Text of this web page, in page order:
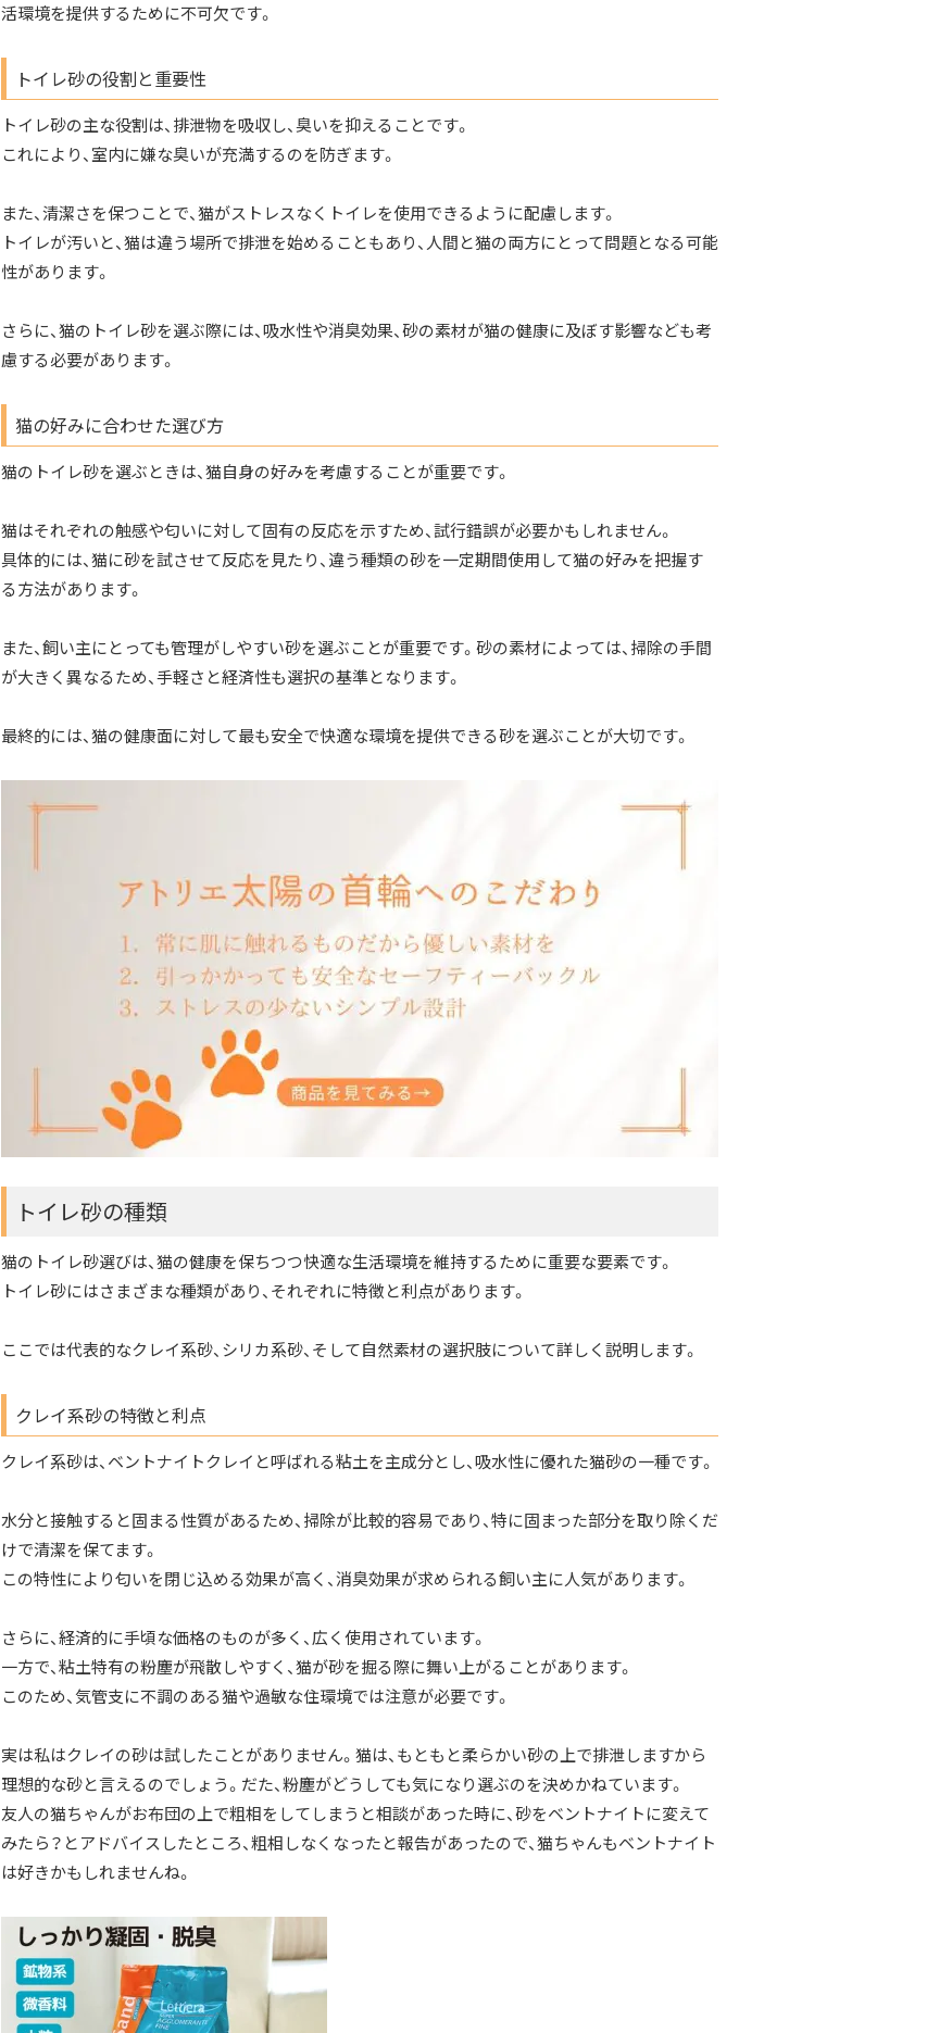
活環境を提供するために不可欠です。
トイレ砂の役割と重要性
トイレ砂の主な役割は、排泄物を吸収し、臭いを抑えることです。
これにより、室内に嫌な臭いが充満するのを防ぎます。
また、清潔さを保つことで、猫がストレスなくトイレを使用できるように配慮します。
トイレが汚いと、猫は違う場所で排泄を始めることもあり、人間と猫の両方にとって問題となる可能
性があります。
さらに、猫のトイレ砂を選ぶ際には、吸水性や消臭効果、砂の素材が猫の健康に及ぼす影響なども考
慮する必要があります。
猫の好みに合わせた選び方
猫のトイレ砂を選ぶときは、猫自身の好みを考慮することが重要です。
猫はそれぞれの触感や匂いに対して固有の反応を示すため、試行錯誤が必要かもしれません。
具体的には、猫に砂を試させて反応を見たり、違う種類の砂を一定期間使用して猫の好みを把握す
る方法があります。
また、飼い主にとっても管理がしやすい砂を選ぶことが重要です。砂の素材によっては、掃除の手間
が大きく異なるため、手軽さと経済性も選択の基準となります。
最終的には、猫の健康面に対して最も安全で快適な環境を提供できる砂を選ぶことが大切です。
トイレ砂の種類
猫のトイレ砂選びは、猫の健康を保ちつつ快適な生活環境を維持するために重要な要素です。
トイレ砂にはさまざまな種類があり、それぞれに特徴と利点があります。
ここでは代表的なクレイ系砂、シリカ系砂、そして自然素材の選択肢について詳しく説明します。
クレイ系砂の特徴と利点
クレイ系砂は、ベントナイトクレイと呼ばれる粘土を主成分とし、吸水性に優れた猫砂の一種です。
水分と接触すると固まる性質があるため、掃除が比較的容易であり、特に固まった部分を取り除くだ
けで清潔を保てます。
この特性により匂いを閉じ込める効果が高く、消臭効果が求められる飼い主に人気があります。
さらに、経済的に手頃な価格のものが多く、広く使用されています。
一方で、粘土特有の粉塵が飛散しやすく、猫が砂を掘る際に舞い上がることがあります。
このため、気管支に不調のある猫や過敏な住環境では注意が必要です。
実は私はクレイの砂は試したことがありません。猫は、もともと柔らかい砂の上で排泄しますから
理想的な砂と言えるのでしょう。だた、粉塵がどうしても気になり選ぶのを決めかねています。
友人の猫ちゃんがお布団の上で粗相をしてしまうと相談があった時に、砂をベントナイトに変えて
みたら？とアドバイスしたところ、粗相しなくなったと報告があったので、猫ちゃんもベントナイト
は好きかもしれませんね。